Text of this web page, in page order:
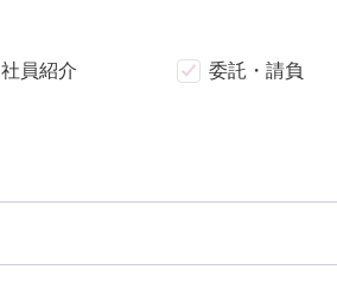
アシスタントディレクター
社員紹介 委託・請負